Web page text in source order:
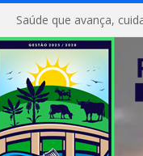
Saúde que avança,